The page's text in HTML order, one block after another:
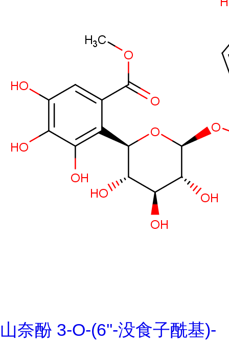
山奈酚 3-O-(6''-没食子酰基)-